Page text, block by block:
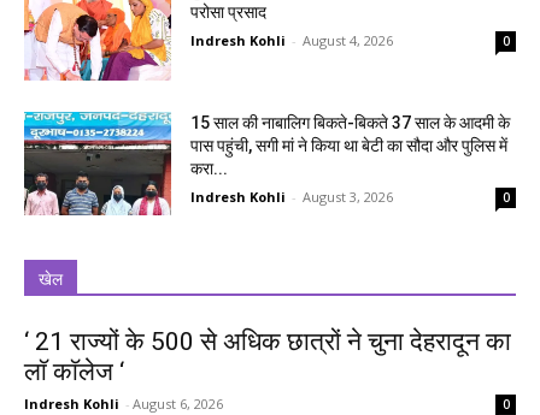
परोसा प्रसाद
Indresh Kohli - August 4, 2026 0
15 साल की नाबालिग बिकते-बिकते 37 साल के आदमी के
पास पहुंची, सगी मां ने किया था बेटी का सौदा और पुलिस में
करा...
Indresh Kohli - August 3, 2026 0
खेल
‘ 21 राज्यों के 500 से अधिक छात्रों ने चुना देहरादून का
लाॅ काॅलेज ‘
Indresh Kohli - August 6, 2026 0